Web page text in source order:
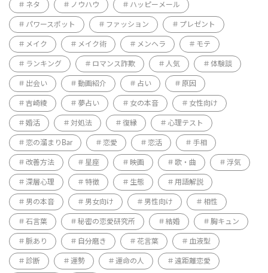
ネタ ノウハウ ハッピーメール
パワースポット ファッション プレゼント
メイク メイク術 メンヘラ モテ
ランキング ロマンス詐欺 人気 体験談
出会い 動画紹介 占い 原因
吉崎綾 夢占い 女の本音 女性向け
婚活 対処法 復縁 心理テスト
恋の溜まりBar 恋愛 恋活 手相
改善方法 星座 映画 歌・曲 浮気
深層心理 特徴 生態 用語解説
男の本音 男女向け 男性向け 相性
石言葉 秘密の恋愛研究所 結婚 胸キュン
脈あり 自分磨き 花言葉 血液型
診断 運勢 運命の人 遠距離恋愛